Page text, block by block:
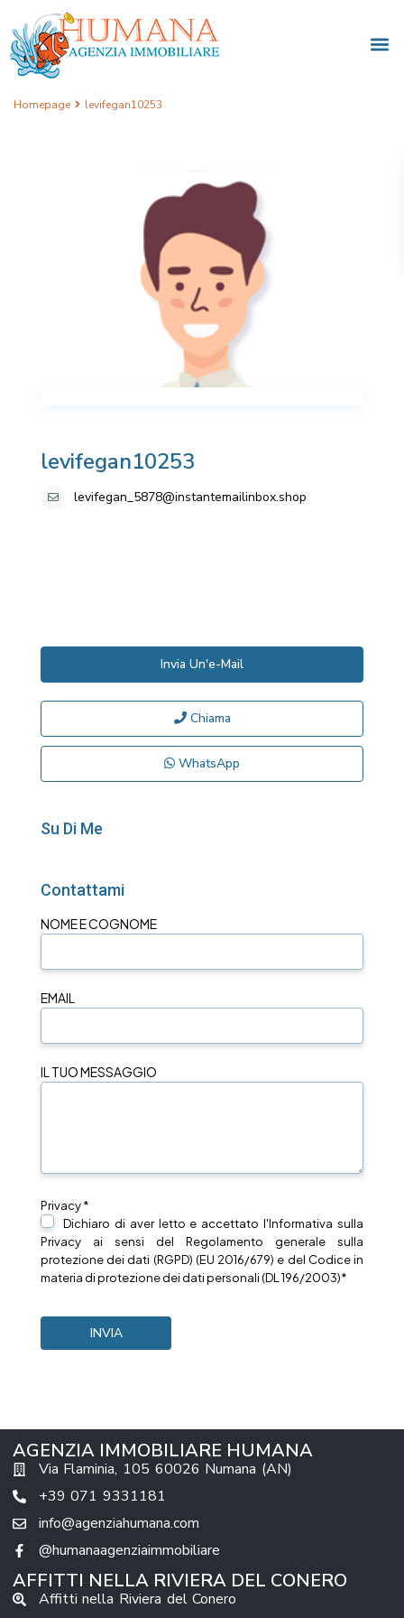
Homepage levifegan10253
levifegan10253
levifegan_5878@instantemailinbox.shop
Invia Un'e-Mail
Chiama
WhatsApp
Su Di Me
Contattami
NOME E COGNOME
EMAIL
IL TUO MESSAGGIO
Privacy *
Dichiaro di aver letto e accettato l'Informativa sulla
Privacy ai sensi del Regolamento generale sulla
protezione dei dati (RGPD) (EU 2016/679) e del Codice in
materia di protezione dei dati personali (DL 196/2003)*
AGENZIA IMMOBILIARE HUMANA
Via Flaminia, 105 60026 Numana (AN)
+39 071 9331181
info@agenziahumana.com
@humanaagenziaimmobiliare
AFFITTI NELLA RIVIERA DEL CONERO
Affitti nella Riviera del Conero